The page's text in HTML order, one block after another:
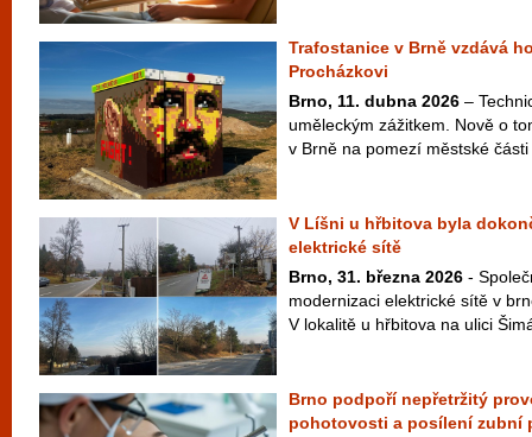
Trafostanice v Brně vzdává
Procházkovi
Brno, 11. dubna 2026 –
uměleckým zážitkem. Nově o
v Brně na pomezí městské
V Líšni u hřbitova byla
elektrické sítě
Brno, 31. března 2026 -
modernizaci elektrické sítě v
V lokalitě u hřbitova na ulici
Brno podpoří nepřetržitý
pohotovosti a posílení zubní